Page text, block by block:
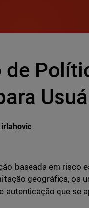
de
Reddit
baseada em risco
geográfica, os
autenticação que se